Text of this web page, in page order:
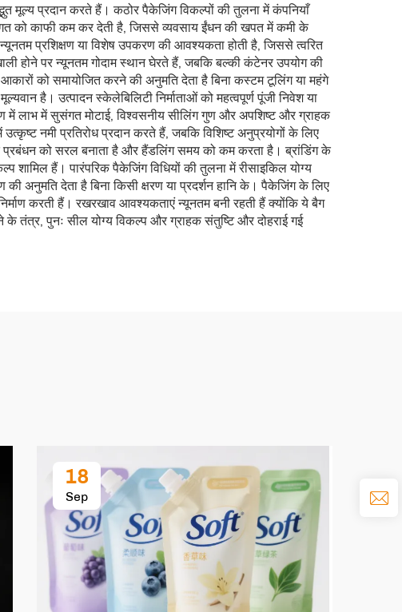
मूल्य प्रदान करते हैं। कठोर पैकेजिंग विकल्पों की तुलना में कंपनियाँ
को काफी कम कर देती है, जिससे व्यवसाय ईंधन की खपत में कमी के
प्रशिक्षण या विशेष उपकरण की आवश्यकता होती है, जिससे त्वरित
होने पर न्यूनतम गोदाम स्थान घेरते हैं, जबकि बल्की कंटेनर उपयोग की
को समायोजित करने की अनुमति देता है बिना कस्टम टूलिंग या महंगे
है। उत्पादन स्केलेबिलिटी निर्माताओं को महत्वपूर्ण पूंजी निवेश या
में लाभ में सुसंगत मोटाई, विश्वसनीय सीलिंग गुण और अपशिष्ट और ग्राहक
नमी प्रतिरोध प्रदान करते हैं, जबकि विशिष्ट अनुप्रयोगों के लिए
प्रबंधन को सरल बनाता है और हैंडलिंग समय को कम करता है। ब्रांडिंग के
हैं। पारंपरिक पैकेजिंग विधियों की तुलना में रीसाइकिल योग्य
की अनुमति देता है बिना किसी क्षरण या प्रदर्शन हानि के। पैकेजिंग के लिए
करती हैं। रखरखाव आवश्यकताएं न्यूनतम बनी रहती हैं क्योंकि ये बैग
तंत्र, पुनः सील योग्य विकल्प और ग्राहक संतुष्टि और दोहराई गई
18
Sep